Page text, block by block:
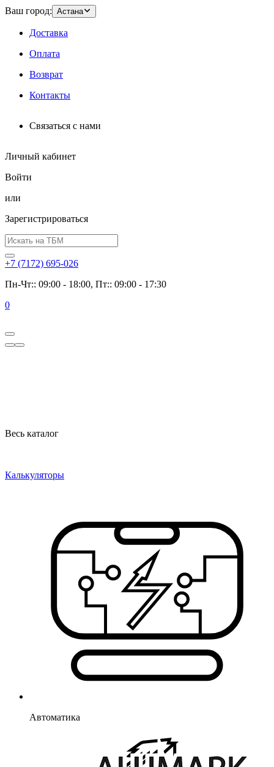
Ваш город: Астана
Доставка
Оплата
Возврат
Контакты
Связаться с нами
Личный кабинет
Войти
или
Зарегистрироваться
+7 (7172) 695-026
Пн-Чт:: 09:00 - 18:00, Пт:: 09:00 - 17:30
0
Весь каталог
Калькуляторы
Автоматика